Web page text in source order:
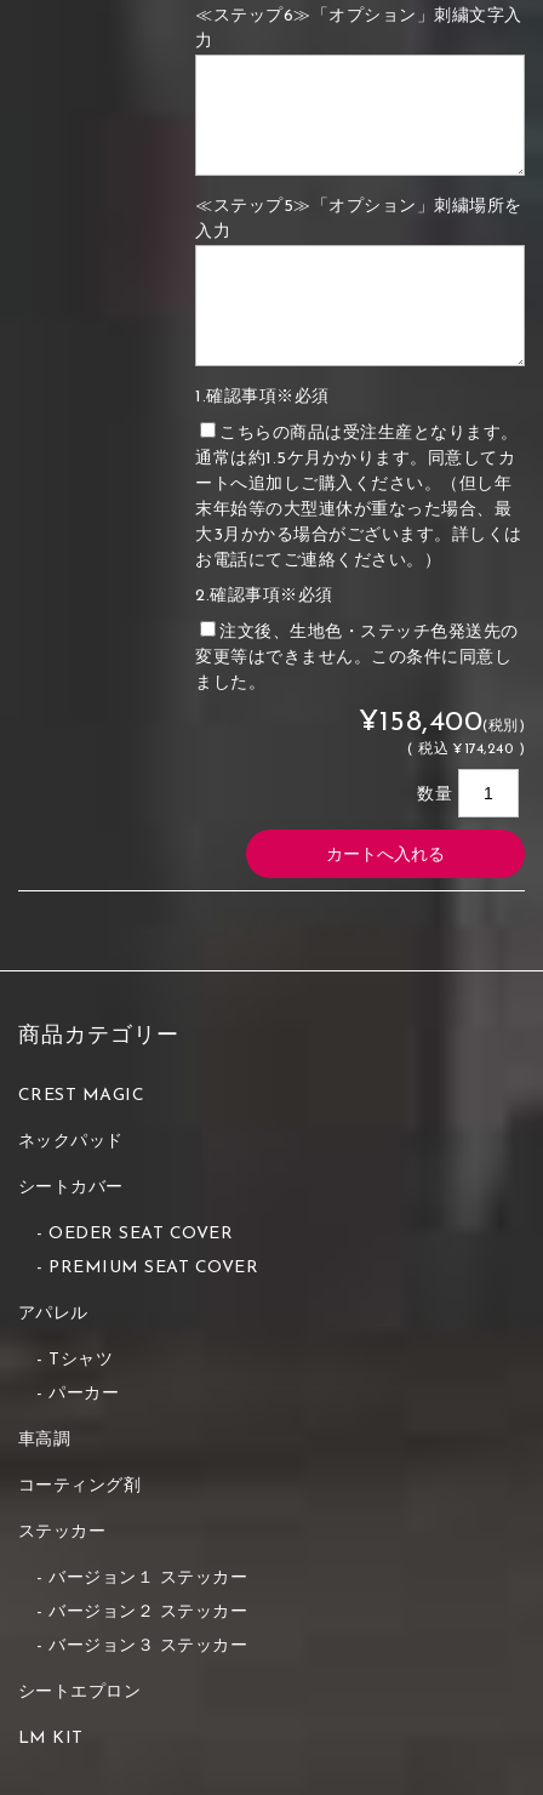
≪ステップ6≫「オプション」刺繍文字入
力
≪ステップ5≫「オプション」刺繍場所を
入力
1.確認事項※必須
こちらの商品は受注生産となります。
通常は約1.5ケ月かかります。同意してカ
ートへ追加しご購入ください。（但し年
末年始等の大型連休が重なった場合、最
大3月かかる場合がございます。詳しくは
お電話にてご連絡ください。）
2.確認事項※必須
注文後、生地色・ステッチ色発送先の
変更等はできません。この条件に同意し
ました。
¥158,400(税別)
(税込 ¥174,240 )
数量
商品カテゴリー
CREST MAGIC
ネックパッド
シートカバー
OEDER SEAT COVER
PREMIUM SEAT COVER
アパレル
Tシャツ
パーカー
車高調
コーティング剤
ステッカー
バージョン１ ステッカー
バージョン２ ステッカー
バージョン３ ステッカー
シートエプロン
LM KIT